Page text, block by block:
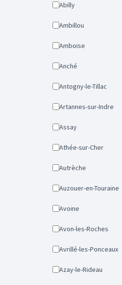
Abilly
Ambillou
Amboise
Anché
Antogny-le-Tillac
Artannes-sur-Indre
Assay
Athée-sur-Cher
Autrèche
Auzouer-en-Touraine
Avoine
Avon-les-Roches
Avrillé-les-Ponceaux
Azay-le-Rideau